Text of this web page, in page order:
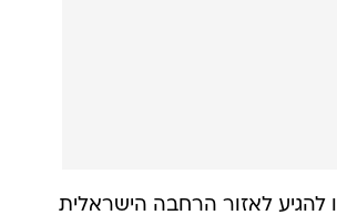
להגיע לאזור הרחבה הישראלית